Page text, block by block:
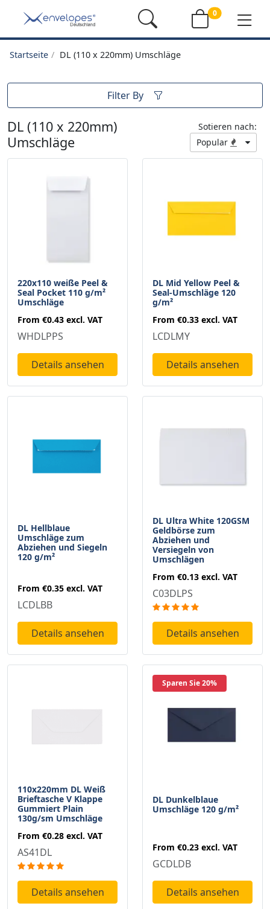
0
Startseite DL (110 x 220mm) Umschläge
Filter By
DL (110 x 220mm)
Umschläge
Sotieren nach:
Popular
220x110 weiße Peel &
Seal Pocket 110 g/m²
Umschläge
From €0.43 excl. VAT
WHDLPPS
Details ansehen
DL Mid Yellow Peel &
Seal-Umschläge 120
g/m²
From €0.33 excl. VAT
LCDLMY
Details ansehen
DL Hellblaue
Umschläge zum
Abziehen und Siegeln
120 g/m²
From €0.35 excl. VAT
LCDLBB
Details ansehen
DL Ultra White 120GSM
Geldbörse zum
Abziehen und
Versiegeln von
Umschlägen
From €0.13 excl. VAT
C03DLPS
Details ansehen
110x220mm DL Weiß
Brieftasche V Klappe
Gummiert Plain
130g/sm Umschläge
From €0.28 excl. VAT
AS41DL
Details ansehen
Sparen Sie 20%
DL Dunkelblaue
Umschläge 120 g/m²
From €0.23 excl. VAT
GCDLDB
Details ansehen